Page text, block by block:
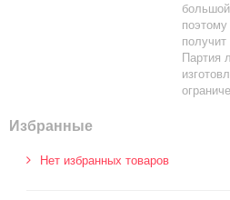
поэтому
Партия
Избранные
Нет избранных товаров